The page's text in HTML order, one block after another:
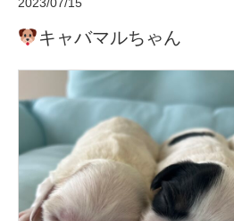
キャバマルちゃん